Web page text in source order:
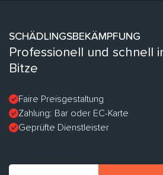
SCHÄDLINGSBEKÄMPFUNG
Professionell und schnell
Bitze
Faire Preisgestaltung
Zahlung: Bar oder EC-Karte
Geprüfte Dienstleister